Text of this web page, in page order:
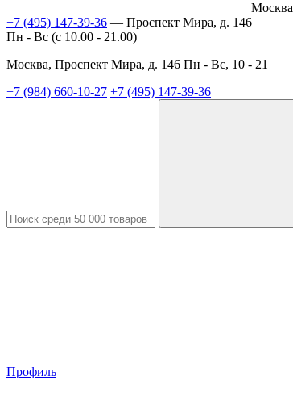
Москва
+7 (495) 147-39-36 — Проспект Мира, д. 146
Пн - Вс (c 10.00 - 21.00)
Москва, Проспект Мира, д. 146 Пн - Вс, 10 - 21
+7 (984) 660-10-27 +7 (495) 147-39-36
Профиль